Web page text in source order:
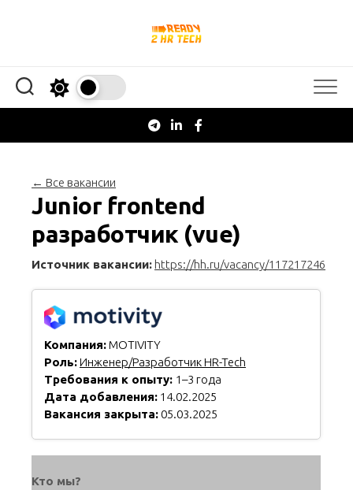
← Все вакансии
Junior frontend
разработчик (vue)
Источник вакансии: https://hh.ru/vacancy/117217246
Компания:MOTIVITY
Роль:Инженер/Разработчик HR-Tech
Требования к опыту: 1–3 года
Дата добавления: 14.02.2025
Вакансия закрыта: 05.03.2025
Кто мы?